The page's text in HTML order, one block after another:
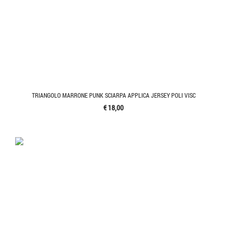
TRIANGOLO MARRONE PUNK SCIARPA APPLICA JERSEY POLI VISC
€ 18,00